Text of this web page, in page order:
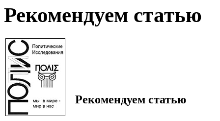
Рекомендуем статью
Рекомендуем статью